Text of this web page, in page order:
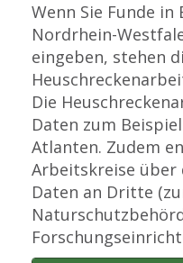
Wenn Sie Funde
Nordrhein-
eingeben, stehen
Die
Daten zum
Atlanten. Zudem
Arbeitskreise über
Daten an Dritte